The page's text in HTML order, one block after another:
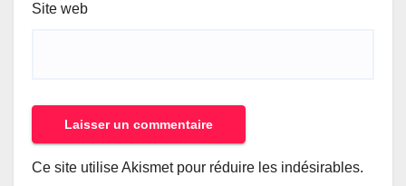
Site web
Ce site utilise Akismet pour réduire les indésirables.